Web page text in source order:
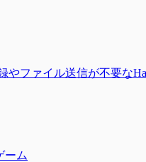
ファイル送信が不要な
ーム